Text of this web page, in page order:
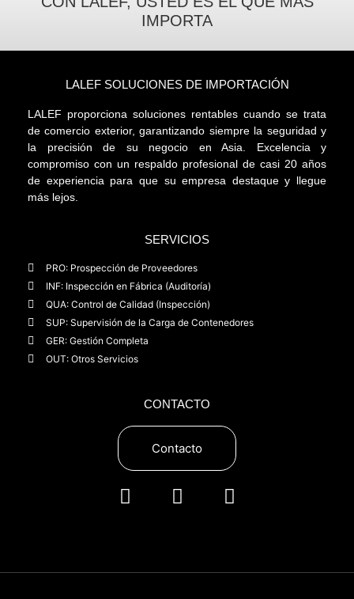
IMPORTA
LALEF SOLUCIONES DE IMPORTACIÓN
LALEF proporciona soluciones rentables cuando se trata
de comercio exterior, garantizando siempre la seguridad y
la precisión de su negocio en Asia. Excelencia y
compromiso con un respaldo profesional de casi 20 años
de experiencia para que su empresa destaque y llegue
más lejos.
SERVICIOS
PRO: Prospección de Proveedores
INF: Inspección en Fábrica (Auditoría)
QUA: Control de Calidad (Inspección)
SUP: Supervisión de la Carga de Contenedores
GER: Gestión Completa
OUT: Otros Servicios
CONTACTO
Contacto